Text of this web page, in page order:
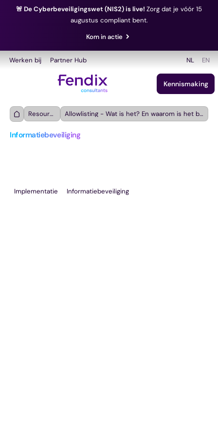
🚨 De Cyberbeveiligingswet (NIS2) is live! Zorg dat je vóór 15
augustus compliant bent.
Kom in actie
Werken bij Partner Hub NL EN
Kennismaking
Resources Allowlisting - Wat is het? En waarom is het belangrijk?
Informatiebeveiliging
Implementatie Informatiebeveiliging